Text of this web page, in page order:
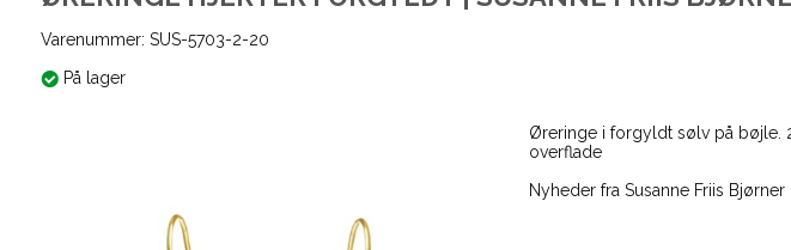
Varenummer: SUS-5703-2-20
På lager
Øreringe i forgyldt sølv på bøjle.
overflade
Nyheder fra Susanne Friis Bjørner